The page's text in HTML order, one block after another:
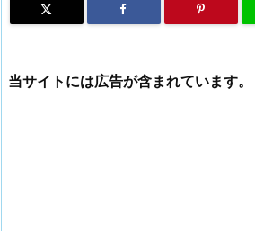
当サイトには広告が含まれています。